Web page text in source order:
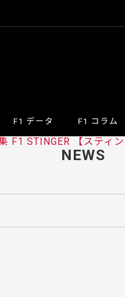
F1 データ F1 コラム
F1 STINGER 【スティン
NEWS